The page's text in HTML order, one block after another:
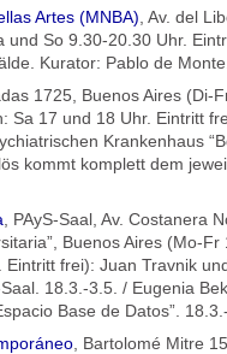
Artes (MNBA) , Av. del
und So 9.30-20.30 Uhr.
Kurator: Pablo de
1725, Buenos Aires (Di-
Sa 17 und 18 Uhr. Eintritt
Krankenhaus
kommt komplett dem
, PAyS-Saal, Av. Costanera
Buenos Aires (Mo-
frei): Juan Travnik
18.3.-3.5. / Eugenia
Base de Datos”.
, Bartolomé Mitre